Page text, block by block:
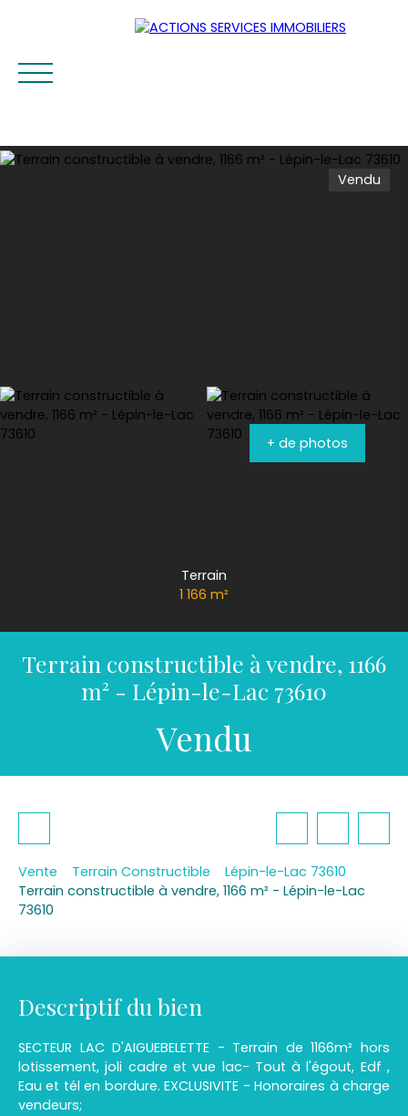
Vendu
+ de photos
Terrain
1 166 m²
Terrain constructible à vendre, 1166
m² - Lépin-le-Lac 73610
Vendu
Vente Terrain Constructible
Lépin-le-Lac 73610
Terrain constructible à vendre, 1166 m² - Lépin-le-Lac
73610
Descriptif du bien
SECTEUR LAC D'AIGUEBELETTE - Terrain de 1166m² hors
lotissement, joli cadre et vue lac- Tout à l'égout, Edf ,
Eau et tél en bordure. EXCLUSIVITE - Honoraires à charge
vendeurs;